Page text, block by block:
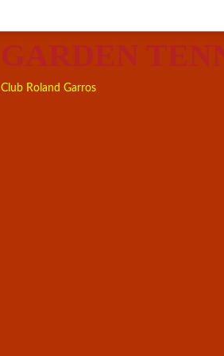
GARDEN
Club Roland Garros